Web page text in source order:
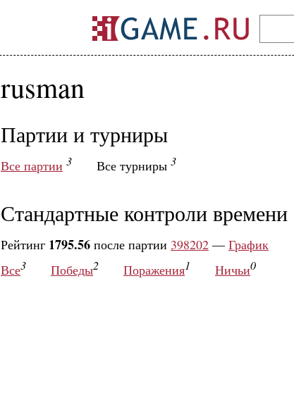
rusman
Партии и турниры
Все партии 3 Все турниры 3
Стандартные контроли времени
Рейтинг 1795.56 после партии 398202 — График
Все3 Победы2 Поражения1 Ничьи0